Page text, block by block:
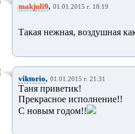
makjuli9, 01.01.2015 г. 18:19
Такая нежная, воздушная
viktorio, 01.01.2015 г. 21:31
Таня приветик!
Прекрасное исполнение!!
С новым годом!!